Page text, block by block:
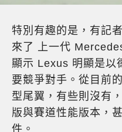
特別有趣的是，有記
來了 上一代
顯示 Lexus 明顯是以
要競爭對手。從目前
型尾翼，有些則沒有
版與賽道性能版本，
件。